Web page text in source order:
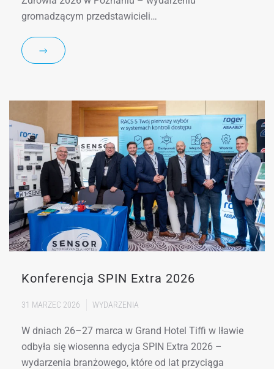
gromadzącym przedstawicieli…
Konferencja SPIN Extra 2026
31 MARZEC 2026 WYDARZENIA
W dniach 26–27 marca w Grand Hotel Tiffi w Iławie
odbyła się wiosenna edycja SPIN Extra 2026 –
wydarzenia branżowego, które od lat przyciąga